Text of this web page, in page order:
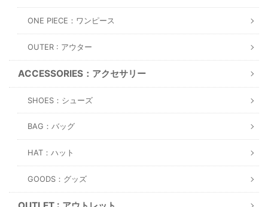
ONE PIECE：ワンピース
OUTER : アウター
ACCESSORIES：アクセサリー
SHOES：シューズ
BAG：バッグ
HAT：ハット
GOODS：グッズ